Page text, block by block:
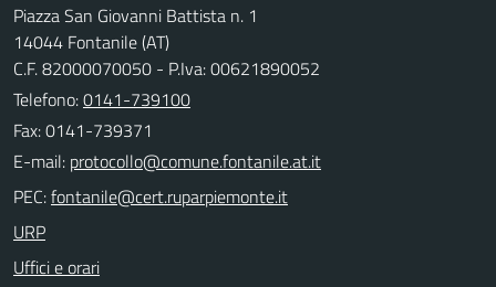
Piazza San Giovanni Battista n. 1
14044 Fontanile (AT)
C.F. 82000070050 - P.Iva: 00621890052
Telefono:0141-739100
Fax: 0141-739371
E-mail:
PEC:
URP
Uffici e orari